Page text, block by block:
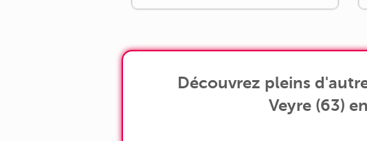
Découvrez pleins
Veyre (63)